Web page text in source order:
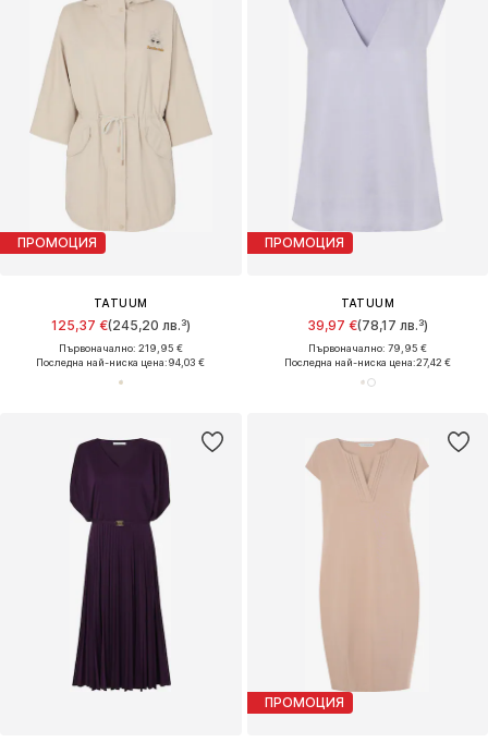
ПРОМОЦИЯ
TATUUM
125,37 €(245,20 лв.³)
Първоначално: 219,95 €
Последна най-ниска цена:94,03 €
ПРОМОЦИЯ
TATUUM
39,97 €(78,17 лв.³)
Първоначално: 79,95 €
Последна най-ниска цена:27,42 €
ПРОМОЦИЯ